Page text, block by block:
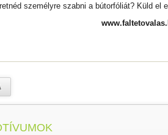
személyre szabni a bútorfóliát? Küld el